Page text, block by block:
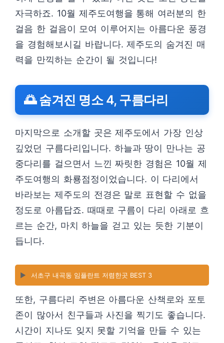
자극하죠. 10월 제주도여행을 통해 여러분의 한
걸음 한 걸음이 모여 이루어지는 아름다운 풍경
을 경험해보시길 바랍니다. 제주도의 숨겨진 매
력을 만끽하는 순간이 될 것입니다!
🌅 숨겨진 명소 4, 구름다리
마지막으로 소개할 곳은 제주도에서 가장 인상
깊었던 구름다리입니다. 하늘과 땅이 만나는 공
중다리를 걸으면서 느낀 짜릿한 경험은 10월 제
주도여행의 화룡점정이었습니다. 이 다리에서
바라보는 제주도의 전경은 말로 표현할 수 없을
정도로 아름답죠. 때때로 구름이 다리 아래로 흐
르는 순간, 마치 하늘을 걷고 있는 듯한 기분이
듭니다.
▶️ 서초구 내곡동 임플란트 저렴한곳 BEST 3
또한, 구름다리 주변은 아름다운 산책로와 포토
존이 많아서 친구들과 사진을 찍기도 좋습니다.
시간이 지나도 잊지 못할 기억을 만들 수 있는